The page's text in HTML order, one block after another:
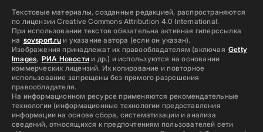
Текстовые материалы, созданные редакцией, распространяются
по лицензии Creative Commons Attribution 4.0 International.
При использовании текстов обязательна активная гиперссылка
на sovsport.ruи указание автора (если он указан).
Изображения принадлежат их правообладателям (включая Getty
Images, РИА Новостии др.) и используются на основании
коммерческих лицензий. Их копирование и повторное
использование запрещены без прямого разрешения
правообладателя.
На информационном ресурсе применяются рекомендательные
технологии (информационные технологии предоставления
информации на основе сбора, систематизации и анализа
сведений, относящихся к предпочтениям пользователей сети